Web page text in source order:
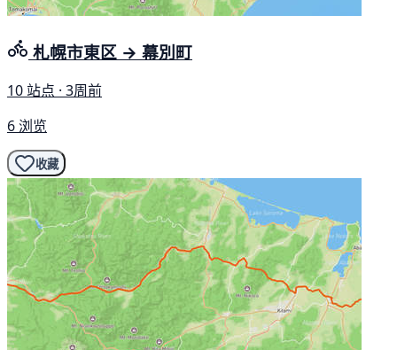
札幌市東区 → 幕別町
10 站点 · 3周前
6 浏览
收藏